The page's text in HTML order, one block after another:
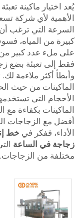
ماكينة تعبئة
لأي شركة تسعى إلى
التي ترغب أن تعمل
من المياه، فسوف
عدد كبير من
تعبئة بضع زجاجات
أكثر ملاءمة لك.
من حيث الحجم،
التي تستخدمها.
بكفاءة مع
مع الزجاجات
ففكر في
في الساعةالتي
من الزجاجات.